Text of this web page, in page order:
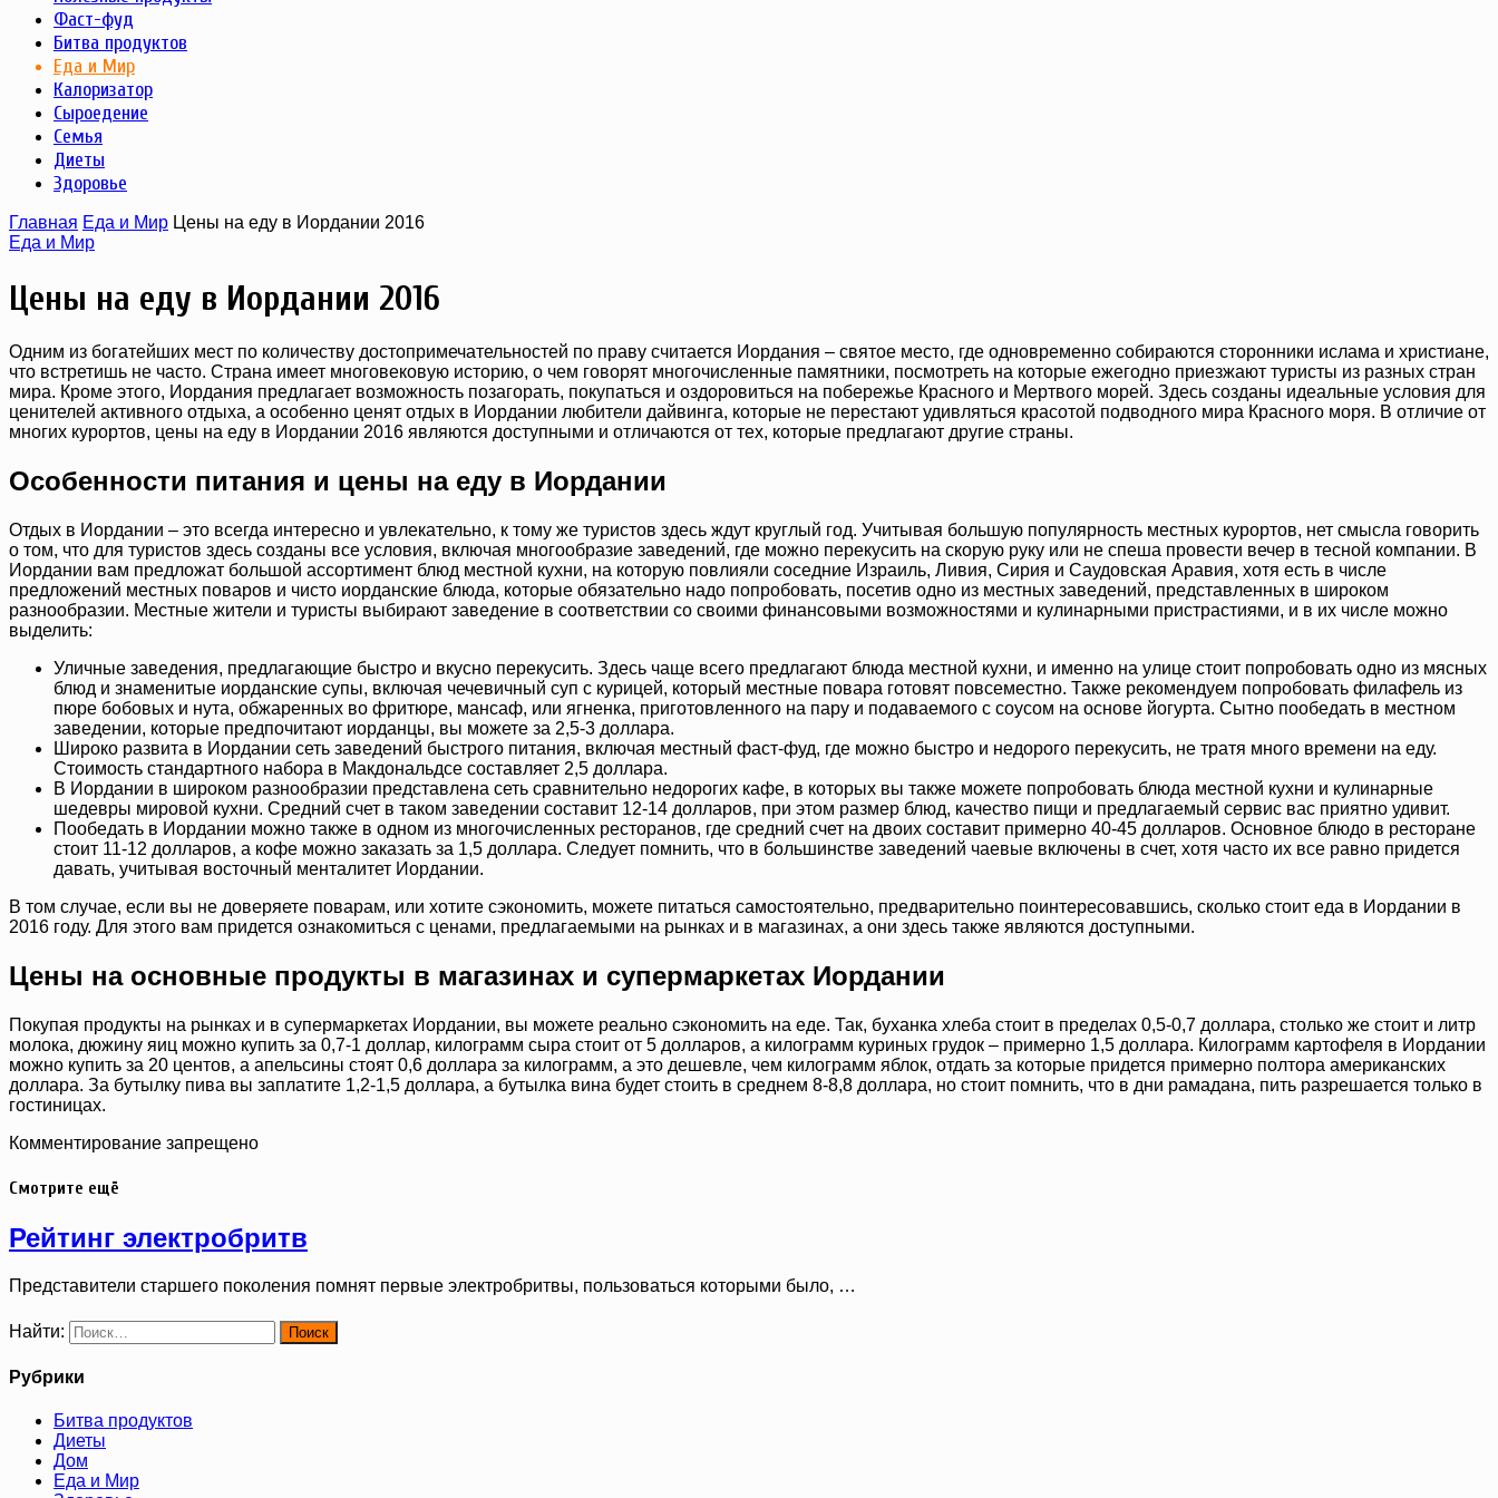
Фаст-фуд
Битва продуктов
Еда и Мир
Калоризатор
Сыроедение
Семья
Диеты
Здоровье
Главная Еда и Мир Цены на еду в Иордании 2016
Еда и Мир
Цены на еду в Иордании 2016
Одним из богатейших мест по количеству достопримечательностей по праву считается Иордания – святое место, где одновременно собираются сторонники ислама и христиане,
что встретишь не часто. Страна имеет многовековую историю, о чем говорят многочисленные памятники, посмотреть на которые ежегодно приезжают туристы из разных стран
мира. Кроме этого, Иордания предлагает возможность позагорать, покупаться и оздоровиться на побережье Красного и Мертвого морей. Здесь созданы идеальные условия для
ценителей активного отдыха, а особенно ценят отдых в Иордании любители дайвинга, которые не перестают удивляться красотой подводного мира Красного моря. В отличие от
многих курортов, цены на еду в Иордании 2016 являются доступными и отличаются от тех, которые предлагают другие страны.
Особенности питания и цены на еду в Иордании
Отдых в Иордании – это всегда интересно и увлекательно, к тому же туристов здесь ждут круглый год. Учитывая большую популярность местных курортов, нет смысла говорить
о том, что для туристов здесь созданы все условия, включая многообразие заведений, где можно перекусить на скорую руку или не спеша провести вечер в тесной компании. В
Иордании вам предложат большой ассортимент блюд местной кухни, на которую повлияли соседние Израиль, Ливия, Сирия и Саудовская Аравия, хотя есть в числе
предложений местных поваров и чисто иорданские блюда, которые обязательно надо попробовать, посетив одно из местных заведений, представленных в широком
разнообразии. Местные жители и туристы выбирают заведение в соответствии со своими финансовыми возможностями и кулинарными пристрастиями, и в их числе можно
выделить:
Уличные заведения, предлагающие быстро и вкусно перекусить. Здесь чаще всего предлагают блюда местной кухни, и именно на улице стоит попробовать одно из мясных
блюд и знаменитые иорданские супы, включая чечевичный суп с курицей, который местные повара готовят повсеместно. Также рекомендуем попробовать филафель из
пюре бобовых и нута, обжаренных во фритюре, мансаф, или ягненка, приготовленного на пару и подаваемого с соусом на основе йогурта. Сытно пообедать в местном
заведении, которые предпочитают иорданцы, вы можете за 2,5-3 доллара.
Широко развита в Иордании сеть заведений быстрого питания, включая местный фаст-фуд, где можно быстро и недорого перекусить, не тратя много времени на еду.
Стоимость стандартного набора в Макдональдсе составляет 2,5 доллара.
В Иордании в широком разнообразии представлена сеть сравнительно недорогих кафе, в которых вы также можете попробовать блюда местной кухни и кулинарные
шедевры мировой кухни. Средний счет в таком заведении составит 12-14 долларов, при этом размер блюд, качество пищи и предлагаемый сервис вас приятно удивит.
Пообедать в Иордании можно также в одном из многочисленных ресторанов, где средний счет на двоих составит примерно 40-45 долларов. Основное блюдо в ресторане
стоит 11-12 долларов, а кофе можно заказать за 1,5 доллара. Следует помнить, что в большинстве заведений чаевые включены в счет, хотя часто их все равно придется
давать, учитывая восточный менталитет Иордании.
В том случае, если вы не доверяете поварам, или хотите сэкономить, можете питаться самостоятельно, предварительно поинтересовавшись, сколько стоит еда в Иордании в
2016 году. Для этого вам придется ознакомиться с ценами, предлагаемыми на рынках и в магазинах, а они здесь также являются доступными.
Цены на основные продукты в магазинах и супермаркетах Иордании
Покупая продукты на рынках и в супермаркетах Иордании, вы можете реально сэкономить на еде. Так, буханка хлеба стоит в пределах 0,5-0,7 доллара, столько же стоит и литр
молока, дюжину яиц можно купить за 0,7-1 доллар, килограмм сыра стоит от 5 долларов, а килограмм куриных грудок – примерно 1,5 доллара. Килограмм картофеля в Иордании
можно купить за 20 центов, а апельсины стоят 0,6 доллара за килограмм, а это дешевле, чем килограмм яблок, отдать за которые придется примерно полтора американских
доллара. За бутылку пива вы заплатите 1,2-1,5 доллара, а бутылка вина будет стоить в среднем 8-8,8 доллара, но стоит помнить, что в дни рамадана, пить разрешается только в
гостиницах.
Комментирование запрещено
Смотрите ещё
Рейтинг электробритв
Представители старшего поколения помнят первые электробритвы, пользоваться которыми было, …
Найти:
Рубрики
Битва продуктов
Диеты
Дом
Еда и Мир